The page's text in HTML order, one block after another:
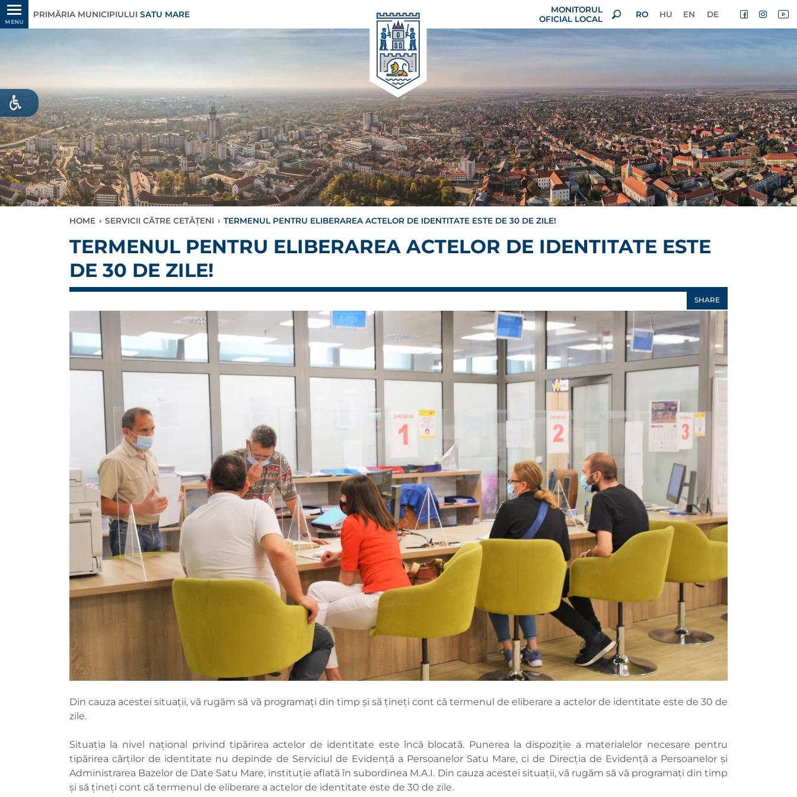
MENU
PRIMĂRIA MUNICIPIULUI SATU MARE
MONITORUL
OFICIAL LOCAL
RO HU EN DE
HOME › SERVICII CĂTRE CETĂȚENI › TERMENUL PENTRU ELIBERAREA ACTELOR DE IDENTITATE ESTE DE 30 DE ZILE!
TERMENUL PENTRU ELIBERAREA ACTELOR DE IDENTITATE ESTE
DE 30 DE ZILE!
SHARE
Din cauza acestei situații, vă rugăm să vă programați din timp și să țineți cont că termenul de eliberare a actelor de identitate este de 30 de
zile.
Situația la nivel național privind tipărirea actelor de identitate este încă blocată. Punerea la dispoziţie a materialelor necesare pentru
tipărirea cărţilor de identitate nu depinde de Serviciul de Evidență a Persoanelor Satu Mare, ci de Direcția de Evidență a Persoanelor și
Administrarea Bazelor de Date Satu Mare, instituție aflată în subordinea M.A.I. Din cauza acestei situații, vă rugăm să vă programați din timp
și să țineți cont că termenul de eliberare a actelor de identitate este de 30 de zile.